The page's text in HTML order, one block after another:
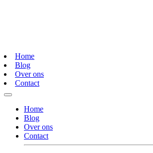
Home
Blog
Over ons
Contact
Home
Blog
Over ons
Contact